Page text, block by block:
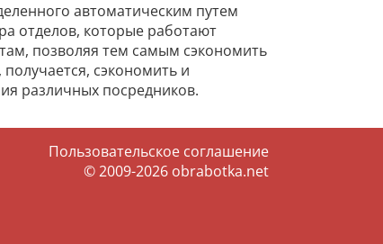
автоматическим путем
отделов, которые работают
позволяя тем самым сэкономить
сэкономить и
различных посредников.
Пользовательское соглашение
© 2009-2026 obrabotka.net